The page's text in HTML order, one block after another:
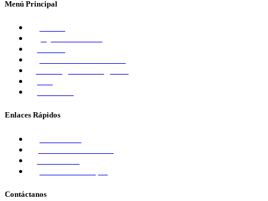
Menú Principal
Enlaces Rápidos
Contáctanos